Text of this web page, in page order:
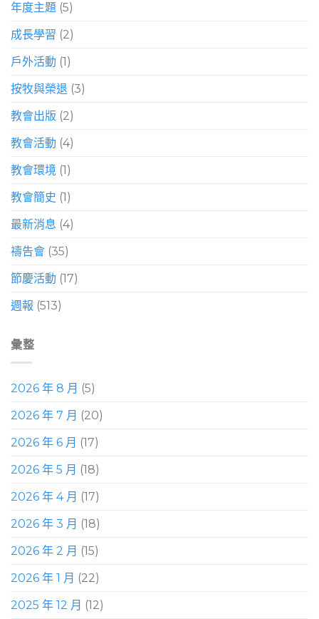
年度主題 (5)
成長學習 (2)
戶外活動 (1)
按牧與榮退 (3)
教會出版 (2)
教會活動 (4)
教會環境 (1)
教會簡史 (1)
最新消息 (4)
禱告會 (35)
節慶活動 (17)
週報 (513)
彙整
2026 年 8 月 (5)
2026 年 7 月 (20)
2026 年 6 月 (17)
2026 年 5 月 (18)
2026 年 4 月 (17)
2026 年 3 月 (18)
2026 年 2 月 (15)
2026 年 1 月 (22)
2025 年 12 月 (12)